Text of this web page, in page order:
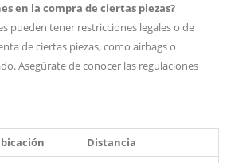
en la compra de ciertas piezas?
pueden tener restricciones legales o de
de ciertas piezas, como airbags o
Asegúrate de conocer las regulaciones
Distancia